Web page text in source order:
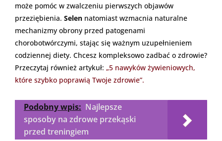
może pomóc w zwalczeniu pierwszych objawów
przeziębienia. Selen natomiast wzmacnia naturalne
mechanizmy obrony przed patogenami
chorobotwórczymi, stając się ważnym uzupełnieniem
codziennej diety. Chcesz kompleksowo zadbać o zdrowie?
Przeczytaj również artykuł: „5 nawyków żywieniowych,
które szybko poprawią Twoje zdrowie”.
Podobny wpis: Najlepsze
sposoby na zdrowe przekąski
przed treningiem